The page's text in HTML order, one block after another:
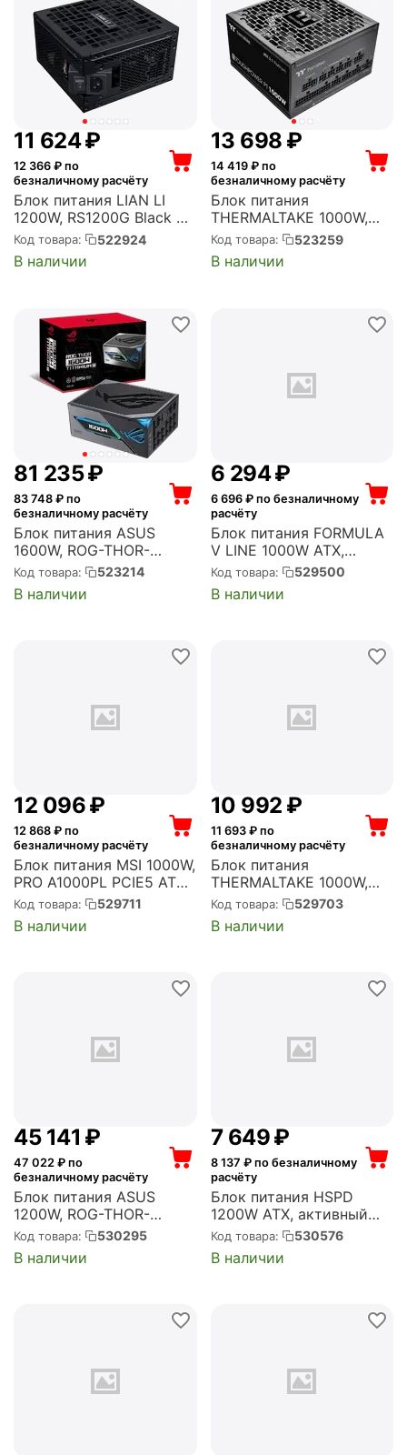
11 624₽
12 366 ₽ по
безналичному расчёту
Блок питания LIAN LI
1200W, RS1200G Black +
RS Hub ATX, активный
PFC, 135 мм, 80 PLUS
Gold, модульные кабели
Код товара: 522924
В наличии
13 698 ₽
14 419₽ по
безналичному расчёту
Блок питания
THERMALTAKE 1000W,
Toughpower PT ATX,
активный PFC, 135 мм,
80 PLUS Platinum,
Код товара: 523259
В наличии
81 235₽
83 748 ₽ по
безналичному расчёту
Блок питания ASUS
1600W, ROG-THOR-
1600T3-GAMING /PSU,
CE+UK ATX, активный
PFC, 135 мм, 80 PLUS
Код товара: 523214
В наличии
6 294₽
6 696₽ по безналичному
расчёту
Блок питания FORMULA
V LINE 1000W ATX,
активный PFC, 120 мм,
80 PLUS Gold (FV-
1000GD)
Код товара: 529500
В наличии
12 096₽
12 868 ₽ по
безналичному расчёту
Блок питания MSI 1000W,
PRO A1000PL PCIE5 ATX,
активный PFC, 120 мм,
80 PLUS Platinum,
модульные кабели (306-
Код товара: 529711
В наличии
10 992 ₽
11 693₽ по
безналичному расчёту
Блок питания
THERMALTAKE 1000W,
Toughpower GT ATX,
активный PFC, 120 мм,
80 PLUS Gold,
Код товара: 529703
В наличии
45 141 ₽
47 022 ₽ по
безналичному расчёту
Блок питания ASUS
1200W, ROG-THOR-
1200P3-GAMING ATX,
активный PFC, 135 мм,
80 PLUS Platinum,
Код товара: 530295
В наличии
7 649₽
8 137 ₽ по безналичному
расчёту
Блок питания HSPD
1200W ATX, активный
PFC, 120 мм, 80 PLUS
Gold, модульные кабели
(HST-1200GF-BK)
Код товара: 530576
В наличии